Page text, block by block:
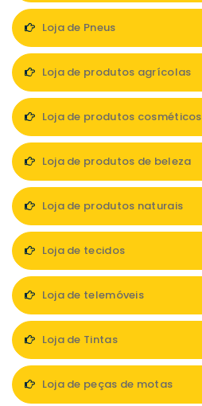
Loja de Pneus
Loja de produtos agrícolas
Loja de produtos cosméticos
Loja de produtos de beleza
Loja de produtos naturais
Loja de tecidos
Loja de telemóveis
Loja de Tintas
Loja de peças de motas